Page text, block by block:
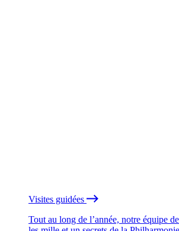
Visites guidées
Tout au long de l’année, notre équipe